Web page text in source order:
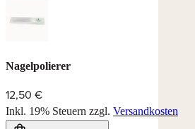
Nagelpolierer
12,50 €
Inkl. 19% Steuern zzgl. Versandkosten